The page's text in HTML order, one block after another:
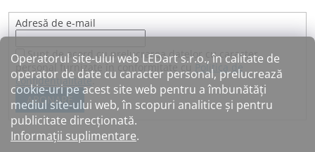
Operatorul site-ului web LEDart s.r.o., în calitate de
operator de date cu caracter personal, prelucrează
cookie-uri pe acest site web pentru a îmbunătăți
mediul site-ului web, în scopuri analitice și pentru
publicitate direcționată.
Informații suplimentare.
Adresă de e-mail
Sunt de acord cu prelucrarea datelor cu caracter
personal furnizate în conformitate cu Politica de
confidențialitate.
ABONARE